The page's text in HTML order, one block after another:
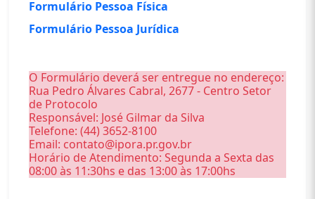
Formulário Pessoa Física
Formulário Pessoa Jurídica
O Formulário deverá ser entregue no endereço:
Rua Pedro Álvares Cabral, 2677 - Centro Setor
de Protocolo
Responsável: José Gilmar da Silva
Telefone: (44) 3652-8100
Email: contato@ipora.pr.gov.br
Horário de Atendimento: Segunda a Sexta das
08:00 às 11:30hs e das 13:00 às 17:00hs